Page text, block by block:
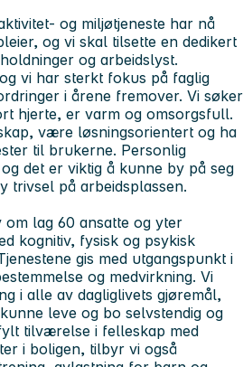
og miljøtjeneste har nå
og vi skal tilsette en dedikert
og arbeidslyst.
vi har sterkt fokus på faglig
i årene fremover. Vi søker
hjerte, er varm og omsorgsfull.
være løsningsorientert og ha
til brukerne. Personlig
det er viktig å kunne by på seg
trivsel på arbeidsplassen.
lag 60 ansatte og yter
kognitiv, fysisk og psykisk
gis med utgangspunkt i
og medvirkning. Vi
i alle av dagliglivets gjøremål,
leve og bo selvstendig og
tilværelse i felleskap med
i boligen, tilbyr vi også